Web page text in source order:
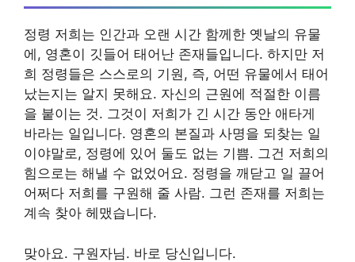
정령 저희는 인간과 오랜 시간 함께한 옛날의 유물
에, 영혼이 깃들어 태어난 존재들입니다. 하지만 저
희 정령들은 스스로의 기원, 즉, 어떤 유물에서 태어
났는지는 알지 못해요. 자신의 근원에 적절한 이름
을 붙이는 것. 그것이 저희가 긴 시간 동안 애타게
바라는 일입니다. 영혼의 본질과 사명을 되찾는 일
이야말로, 정령에 있어 둘도 없는 기쁨. 그건 저희의
힘으로는 해낼 수 없었어요. 정령을 깨닫고 일 끌어
어쩌다 저희를 구원해 줄 사람. 그런 존재를 저희는
계속 찾아 헤맸습니다.
맞아요. 구원자님. 바로 당신입니다.